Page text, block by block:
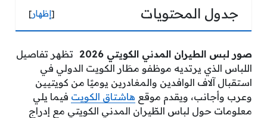
جدول المحتويات [إظهار]
صور لبس الطيران المدني الكويتي 2026
تظهر تفاصيل
اللباس الذي يرتديه موظفو مطَار الكويت الدولي في
استقبال آلاف الوافدين والمغادرين يوميًا من كويتيين
وعرب وأجانب، ويقدم موقع هاشتاق الكويت فيما يلي
معلومات حول لباس الطّيران المدني الكويتي مع إدراج